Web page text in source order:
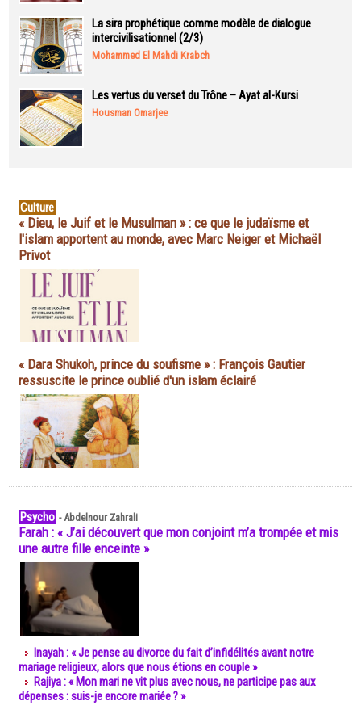
La sira prophétique comme modèle de dialogue
intercivilisationnel (2/3)
Mohammed El Mahdi Krabch
Les vertus du verset du Trône – Ayat al-Kursi
Housman Omarjee
Culture
« Dieu, le Juif et le Musulman » : ce que le judaïsme et
l'islam apportent au monde, avec Marc Neiger et Michaël
Privot
« Dara Shukoh, prince du soufisme » : François Gautier
ressuscite le prince oublié d'un islam éclairé
Psycho -Abdelnour Zahrali
Farah : « J’ai découvert que mon conjoint m’a trompée et mis
une autre fille enceinte »
Inayah : « Je pense au divorce du fait d’infidélités avant notre
mariage religieux, alors que nous étions en couple »
Rajiya : « Mon mari ne vit plus avec nous, ne participe pas aux
dépenses : suis-je encore mariée ? »